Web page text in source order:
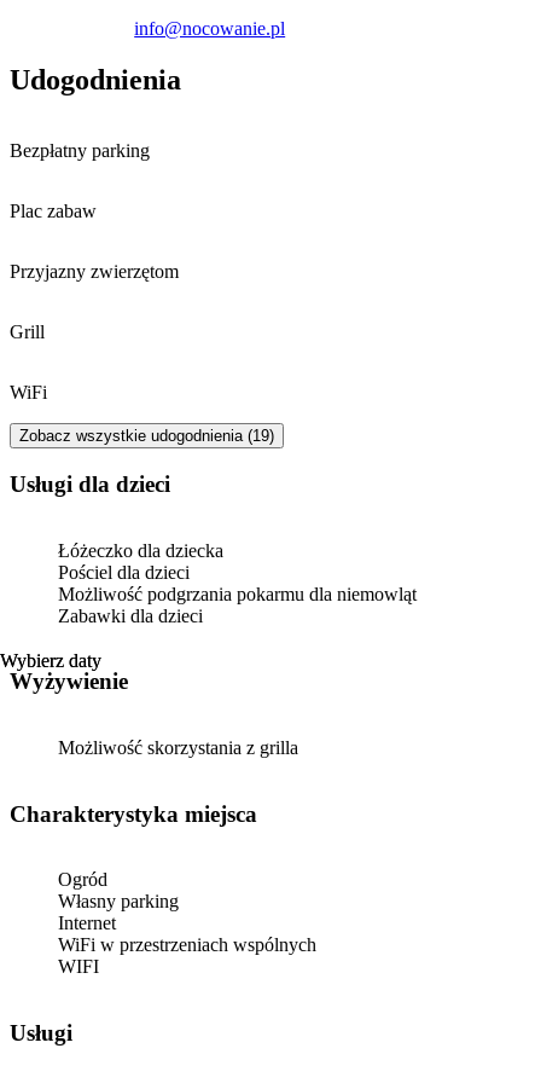
info@nocowanie.pl
Wybierz daty
Wybierz daty
Udogodnienia
Bezpłatny parking
Plac zabaw
Przyjazny zwierzętom
Grill
WiFi
Zobacz wszystkie udogodnienia (19)
usługi dla dzieci
Łóżeczko dla dziecka
Pościel dla dzieci
Możliwość podgrzania pokarmu dla niemowląt
Zabawki dla dzieci
Wyżywienie
Możliwość skorzystania z grilla
Charakterystyka miejsca
Ogród
Własny parking
Internet
WiFi w przestrzeniach wspólnych
WIFI
Usługi